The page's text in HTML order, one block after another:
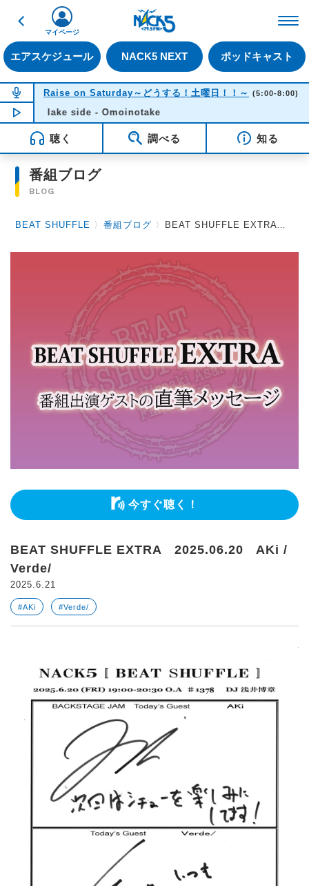
戻る
エアスケジュール NACK5 NEXT ポッドキャスト
マイページ
NOW ON AIR
Raise on Saturday～どうする！土曜日！！～ (5:00-8:00)
NOW PLAYING06:35
lake side - Omoinotake
聴く 調べる 知る
番組ブログ
BLOG
BEAT SHUFFLE 〉番組ブログ 〉 BEAT SHUFFLE EXTRA 2025.06.20 AKi / Verde/
今すぐ聴く！
BEAT SHUFFLE EXTRA 2025.06.20 AKi /
Verde/
2025.6.21
#AKi #Verde/